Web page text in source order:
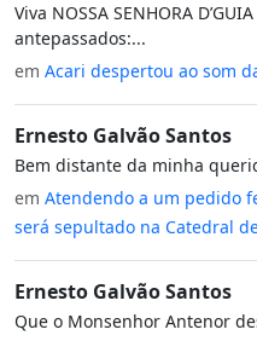
Viva NOSSA SENHORA
antepassados:...
em Acari despertou ao som
Ernesto Galvão Santos
Bem distante da minha
em Atendendo a um pedido
será sepultado na Catedral de
Ernesto Galvão Santos
Que o Monsenhor Antenor